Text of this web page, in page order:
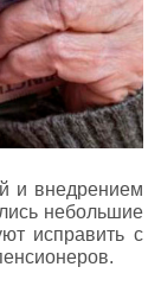
и внедрением
небольшие
исправить с